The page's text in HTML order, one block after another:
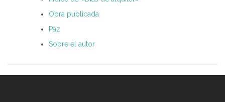
Obra publicada
Paz
Sobre el autor